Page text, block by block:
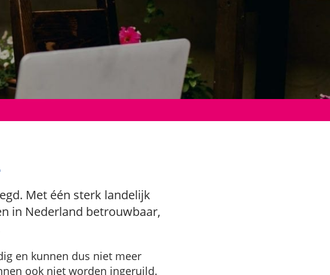
Met één sterk landelijk
in Nederland betrouwbaar,
en kunnen dus niet meer
ook niet worden ingeruild.